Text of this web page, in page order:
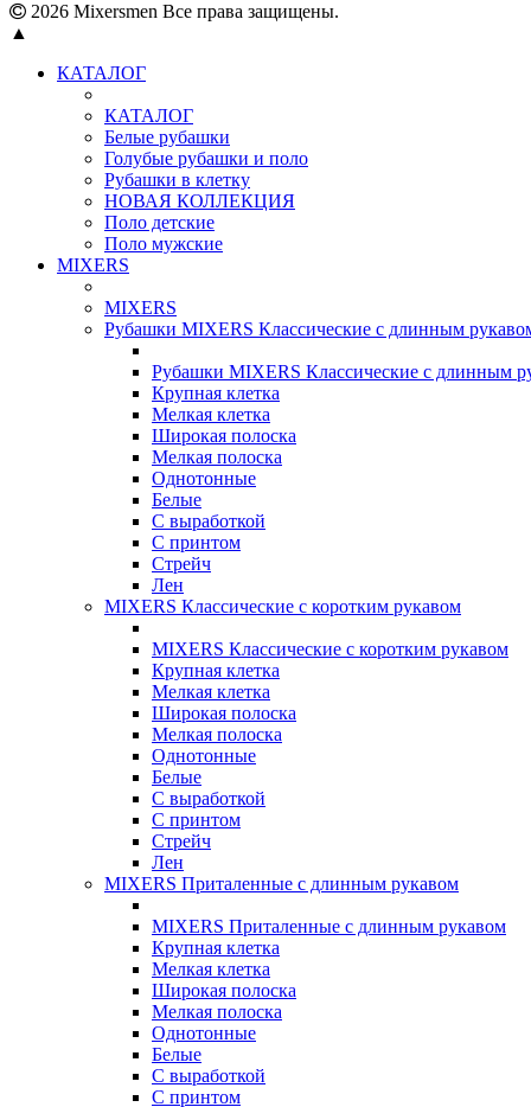
2026 Mixersmen Все права защищены.
▲
КАТАЛОГ
КАТАЛОГ
Белые рубашки
Голубые рубашки и поло
Рубашки в клетку
НОВАЯ КОЛЛЕКЦИЯ
Поло детские
Поло мужские
MIXERS
MIXERS
Рубашки MIXERS Классические с длинным
Рубашки MIXERS Классические с длинным
Крупная клетка
Мелкая клетка
Широкая полоска
Мелкая полоска
Однотонные
Белые
С выработкой
С принтом
Стрейч
Лен
MIXERS Классические с коротким рукавом
MIXERS Классические с коротким рукавом
Крупная клетка
Мелкая клетка
Широкая полоска
Мелкая полоска
Однотонные
Белые
С выработкой
С принтом
Стрейч
Лен
MIXERS Приталенные с длинным рукавом
MIXERS Приталенные с длинным рукавом
Крупная клетка
Мелкая клетка
Широкая полоска
Мелкая полоска
Однотонные
Белые
С выработкой
С принтом